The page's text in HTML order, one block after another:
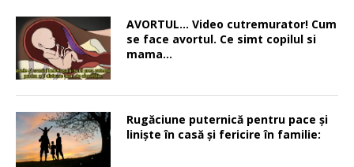
AVORTUL… Video cutremurator! Cum
se face avortul. Ce simt copilul si
mama…
Rugăciune puternică pentru pace şi
linişte în casă şi fericire în familie: